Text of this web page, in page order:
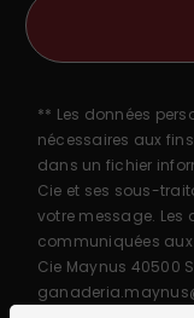
** Les données
nécessaires aux
dans un fichier
Cie et ses sous-
votre message. Les
communiquées
Cie Maynus 40500